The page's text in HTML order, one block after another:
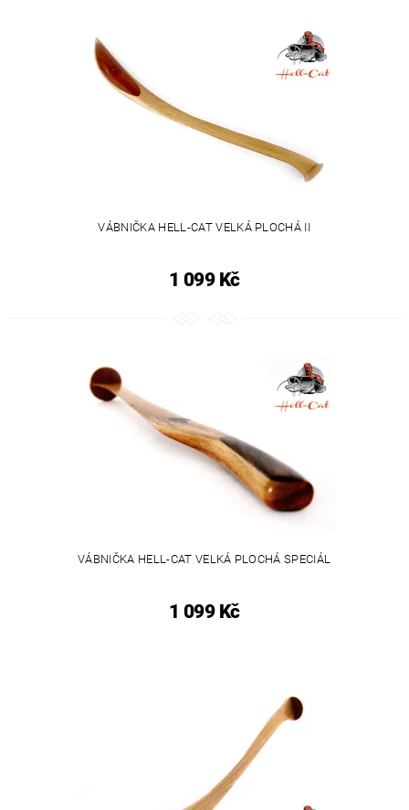
VÁBNIČKA HELL-CAT VELKÁ PLOCHÁ II
1 099 Kč
VÁBNIČKA HELL-CAT VELKÁ PLOCHÁ SPECIÁL
1 099 Kč